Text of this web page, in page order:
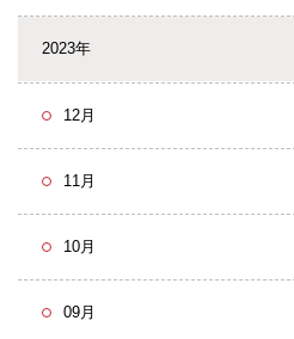
2023年
12月
11月
10月
09月